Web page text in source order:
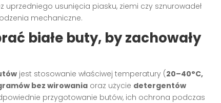
uprzedniego usunięcia piasku, ziemi czy sznurowadeł
mechaniczne.
białe buty, by zachowały
jest stosowanie właściwej temperatury (20–40°C,
bez wirowania oraz użycie detergentów
przygotowanie butów, ich ochrona podczas